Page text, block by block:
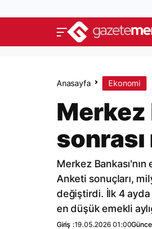
Anasayfa Ekonomi
Merkez
Merkez
Anketi sonuçları,
değiştirdi. İlk 4
en düşük emekli
Giriş :19.05.2026 01:00